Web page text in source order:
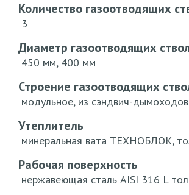
Количество газоотводящих
3
Диаметр газоотводящих
450 мм, 400 мм
Строение газоотводящих
модульное, из сэндвич-дымоходов
Утеплитель
минеральная вата ТЕХНОБЛОК,
Рабочая поверхность
нержавеющая сталь AISI 316 L